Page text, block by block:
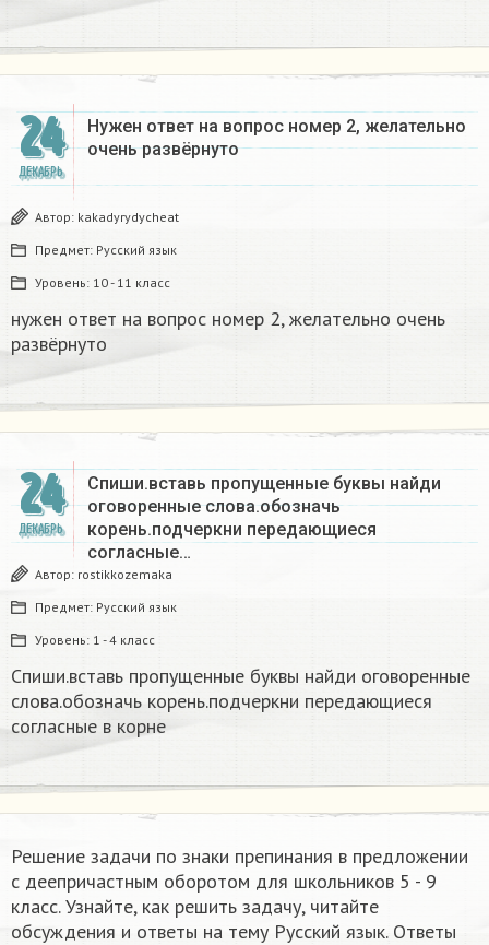
24
ДЕКАБРЬ
Нужен ответ на вопрос номер 2, желательно
очень развёрнуто
Автор: kakadyrydycheat
Предмет: Русский язык
Уровень: 10 - 11 класс
нужен ответ на вопрос номер 2, желательно очень
развёрнуто
24
ДЕКАБРЬ
Спиши.вставь пропущенные буквы найди
оговоренные слова.обозначь
корень.подчеркни передающиеся
согласные…
Автор: rostikkozemaka
Предмет: Русский язык
Уровень: 1 - 4 класс
Спиши.вставь пропущенные буквы найди оговоренные
слова.обозначь корень.подчеркни передающиеся
согласные в корне
Решение задачи по знаки препинания в предложении
с деепричастным оборотом для школьников 5 - 9
класс. Узнайте, как решить задачу, читайте
обсуждения и ответы на тему Русский язык. Ответы